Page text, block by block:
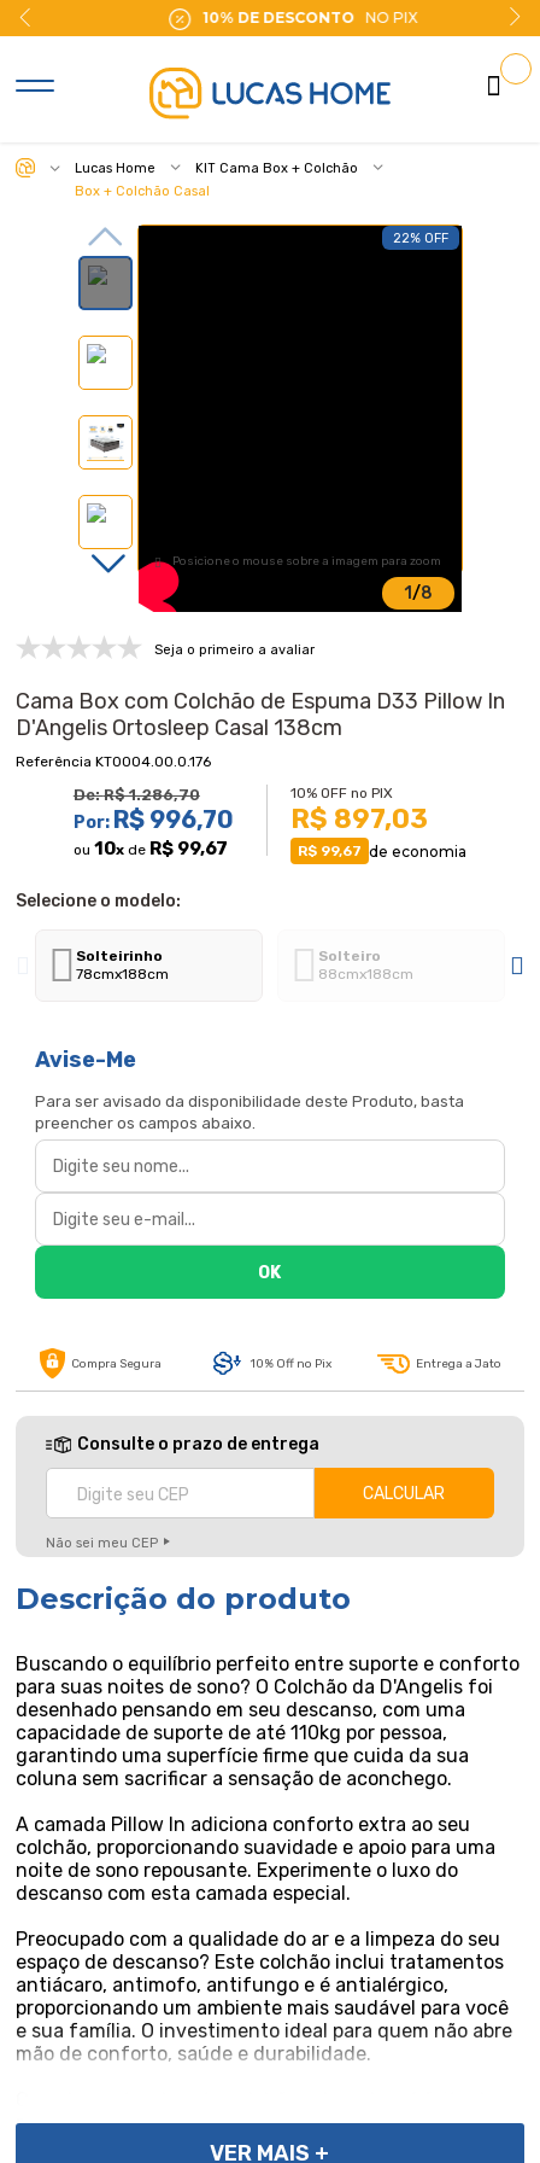
10% DE DESCONTONO PIX
Lucas Home
KIT Cama Box + Colchão
Box + Colchão Casal
22% OFF
1/8
Posicione o mouse sobre a imagem para zoom
Seja o primeiro a avaliar
Cama Box com Colchão de Espuma D33 Pillow In
D'Angelis Ortosleep Casal 138cm
KT0004.00.0.176
De:R$ 1.286,70
Por: R$ 996,70
ou 10xde R$ 99,67
10% OFF no PIX
R$ 897,03
R$ 99,67 de economia
Selecione o modelo:
Solteirinho
78cmx188cm
Solteiro
88cmx188cm
Avise-Me
Para ser avisado da disponibilidade deste Produto, basta
preencher os campos abaixo.
Compra Segura 10% Off no Pix Entrega a Jato
Consulte o prazo de entrega
Não sei meu CEP
Descrição do produto
Buscando o equilíbrio perfeito entre suporte e conforto
para suas noites de sono? O Colchão da D'Angelis foi
desenhado pensando em seu descanso, com uma
capacidade de suporte de até 110kg por pessoa,
garantindo uma superfície firme que cuida da sua
coluna sem sacrificar a sensação de aconchego.
A camada Pillow In adiciona conforto extra ao seu
colchão, proporcionando suavidade e apoio para uma
noite de sono repousante. Experimente o luxo do
descanso com esta camada especial.
Preocupado com a qualidade do ar e a limpeza do seu
espaço de descanso? Este colchão inclui tratamentos
antiácaro, antimofo, antifungo e é antialérgico,
proporcionando um ambiente mais saudável para você
e sua família. O investimento ideal para quem não abre
mão de conforto, saúde e durabilidade.
madeira tratada e revestida, suportando até 150 Kg por
pessoa. Ela não só eleva seu colchão a uma altura ideal
VER MAIS +